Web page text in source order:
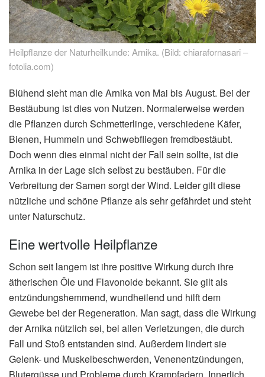
Heilpflanze der Naturheilkunde: Arnika. (Bild: chiarafornasari –
fotolia.com)
Blühend sieht man die Arnika von Mai bis August. Bei der
Bestäubung ist dies von Nutzen. Normalerweise werden
die Pflanzen durch Schmetterlinge, verschiedene Käfer,
Bienen, Hummeln und Schwebfliegen fremdbestäubt.
Doch wenn dies einmal nicht der Fall sein sollte, ist die
Arnika in der Lage sich selbst zu bestäuben. Für die
Verbreitung der Samen sorgt der Wind. Leider gilt diese
nützliche und schöne Pflanze als sehr gefährdet und steht
unter Naturschutz.
Eine wertvolle Heilpflanze
Schon seit langem ist ihre positive Wirkung durch ihre
ätherischen Öle und Flavonoide bekannt. Sie gilt als
entzündungshemmend, wundheilend und hilft dem
Gewebe bei der Regeneration. Man sagt, dass die Wirkung
der Arnika nützlich sei, bei allen Verletzungen, die durch
Fall und Stoß entstanden sind. Außerdem lindert sie
Gelenk- und Muskelbeschwerden, Venenentzündungen,